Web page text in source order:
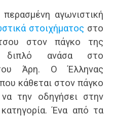
αγωνιστική
στοιχήματος στο
στον πάγκο της
διπλό ανάσα στο
του Άρη. Ο Έλληνας
κάθεται στον πάγκο
την οδηγήσει στην
Ένα από τα